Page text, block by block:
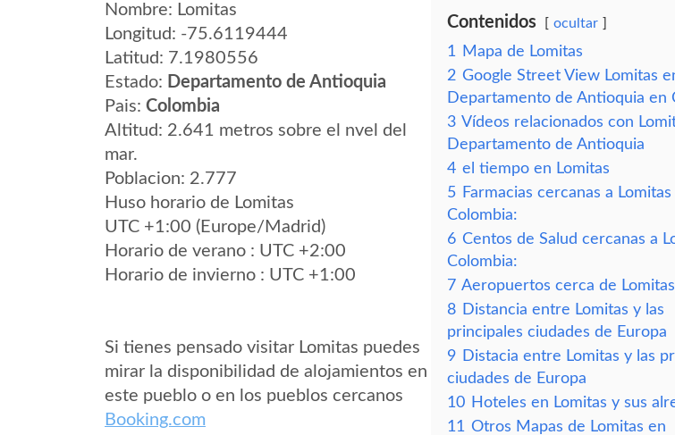
Nombre: Lomitas
Longitud: -75.6119444
Latitud: 7.1980556
Estado: Departamento de Antioquia
Pais: Colombia
Altitud: 2.641 metros sobre el nvel del
mar.
Poblacion: 2.777
Huso horario de Lomitas
UTC +1:00 (Europe/Madrid)
Horario de verano : UTC +2:00
Horario de invierno : UTC +1:00
Si tienes pensado visitar Lomitas puedes
mirar la disponibilidad de alojamientos en
este pueblo o en los pueblos cercanos
Booking.com
Contenidos ocultar
1
Mapa de Lomitas
2 Google Street View Lomitas
Departamento de Antioquia en
3 Vídeos relacionados con
Departamento de Antioquia
4 el tiempo en Lomitas
5 Farmacias cercanas a Lomitas
Colombia:
6 Centos de Salud cercanas a
Colombia:
7 Aeropuertos cerca de Lomitas
8 Distancia entre Lomitas y las
principales ciudades de Europa
9 Distacia entre Lomitas y las
ciudades de Europa
10 Hoteles en Lomitas y sus
11 Otros Mapas de Lomitas en